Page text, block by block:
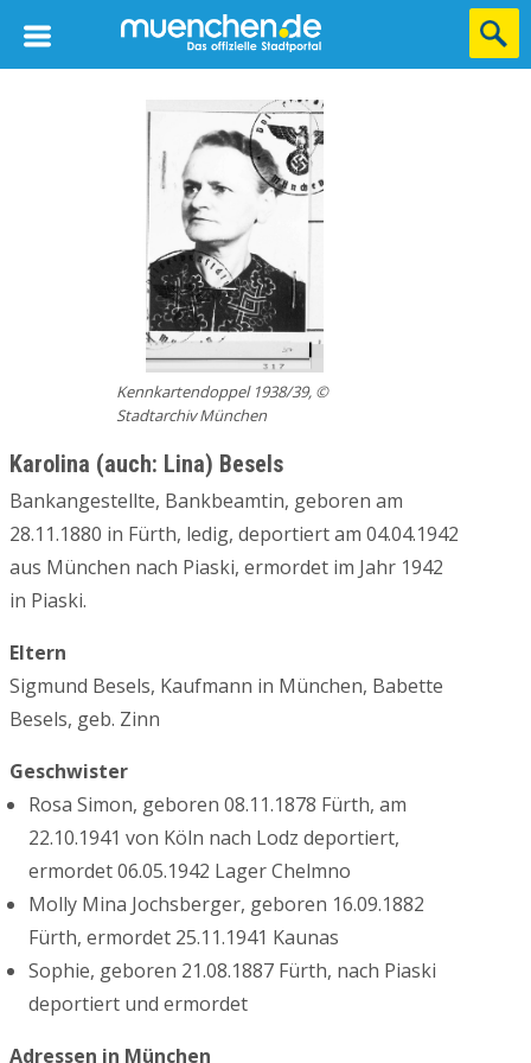
Kennkartendoppel 1938/39, ©
Stadtarchiv München
Karolina (auch: Lina) Besels
Bankangestellte, Bankbeamtin, geboren am
28.11.1880 in Fürth, ledig, deportiert am 04.04.1942
aus München nach Piaski, ermordet im Jahr 1942
in Piaski.
Eltern
Sigmund Besels, Kaufmann in München, Babette
Besels, geb. Zinn
Geschwister
Rosa Simon, geboren 08.11.1878 Fürth, am
22.10.1941 von Köln nach Lodz deportiert,
ermordet 06.05.1942 Lager Chelmno
Molly Mina Jochsberger, geboren 16.09.1882
Fürth, ermordet 25.11.1941 Kaunas
Sophie, geboren 21.08.1887 Fürth, nach Piaski
deportiert und ermordet
Adressen in München